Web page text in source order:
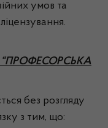
умов та
без розгляду
з тим, що: